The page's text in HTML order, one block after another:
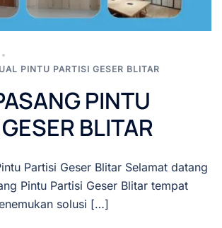
PINTU PARTISI GESER BLITAR
PINTU
BLITAR
Partisi Geser Blitar Selamat datang
Pintu Partisi Geser Blitar tempat
solusi […]